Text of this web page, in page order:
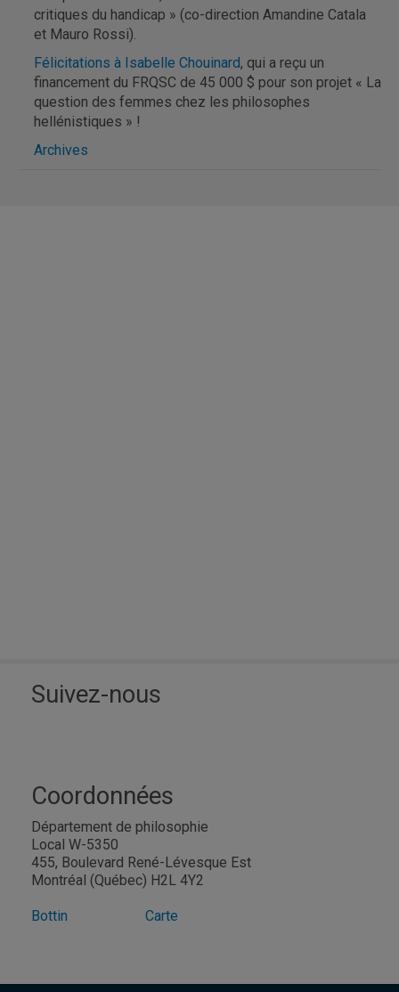
critiques du handicap » (co-direction Amandine Catala
et Mauro Rossi).
Félicitations à Isabelle Chouinard, qui a reçu un
financement du FRQSC de 45 000 $ pour son projet « La
question des femmes chez les philosophes
hellénistiques » !
Archives
Suivez-nous
Coordonnées
Département de philosophie
Local W-5350
455, Boulevard René-Lévesque Est
Montréal (Québec) H2L 4Y2
Bottin Carte